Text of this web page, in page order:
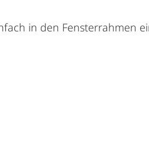
in den Fensterrahmen